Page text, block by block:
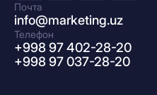
Почта
info@marketing.uz
Телефон
+998 97 402-28-20
+998 97 037-28-20